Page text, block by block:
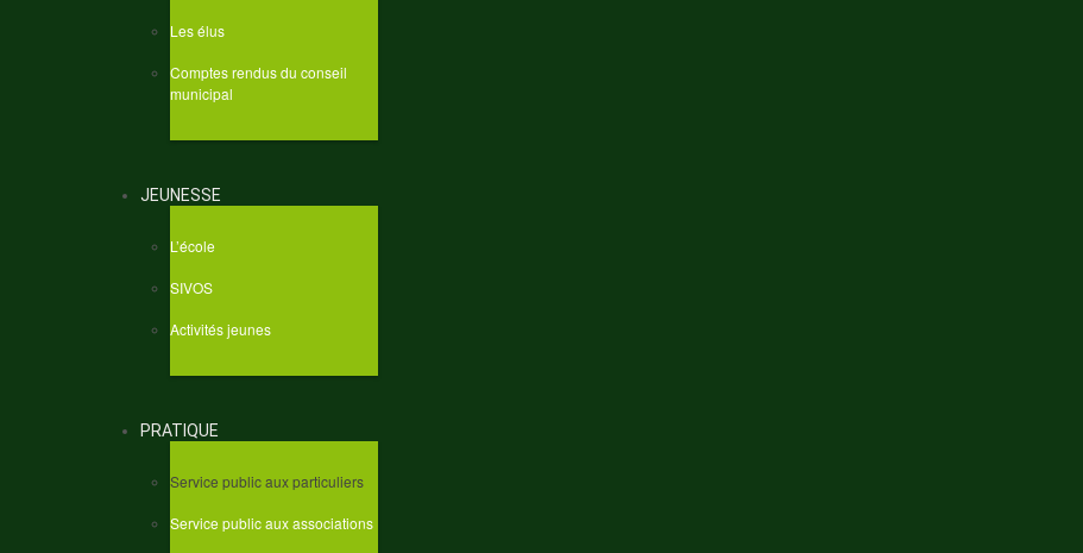
Les élus
Comptes rendus du conseil
municipal
JEUNESSE
L’école
SIVOS
Activités jeunes
PRATIQUE
Service public aux particuliers
Service public aux associations